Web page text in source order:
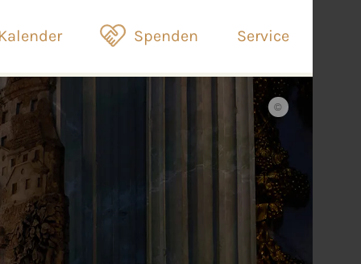
Spenden Service
©